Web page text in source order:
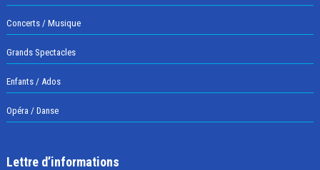
Concerts / Musique
Grands Spectacles
Enfants / Ados
Opéra / Danse
Lettre d’informations